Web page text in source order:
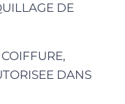
DE
DANS